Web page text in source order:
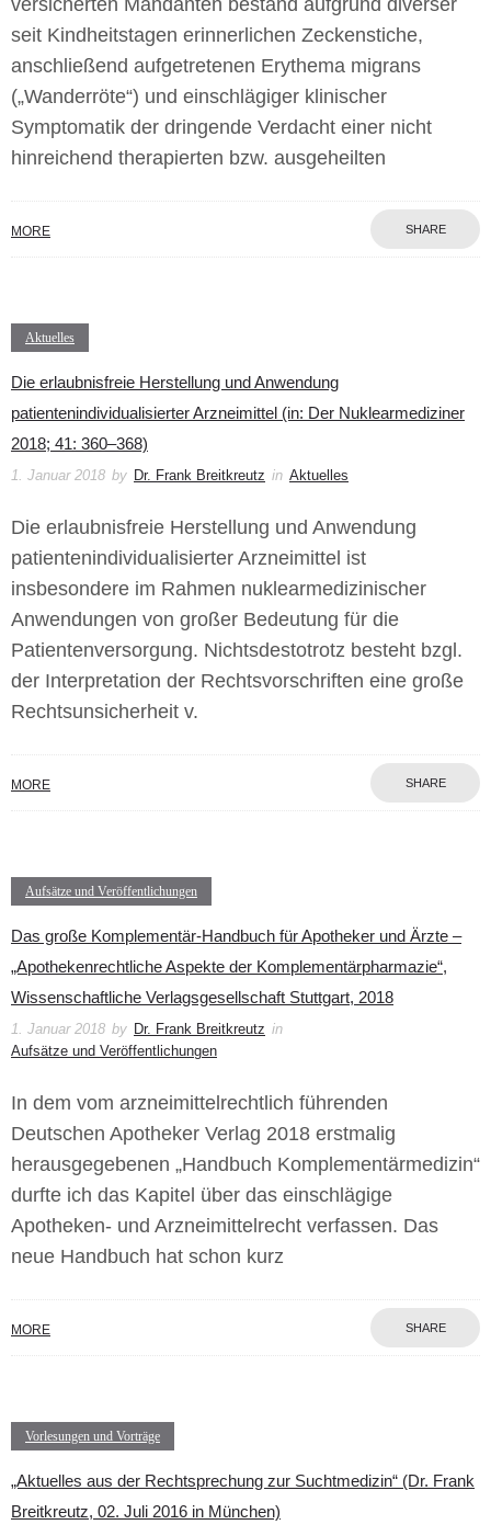
versicherten Mandanten bestand aufgrund diverser
seit Kindheitstagen erinnerlichen Zeckenstiche,
anschließend aufgetretenen Erythema migrans
(„Wanderröte“) und einschlägiger klinischer
Symptomatik der dringende Verdacht einer nicht
hinreichend therapierten bzw. ausgeheilten
MORE SHARE
Aktuelles
Die erlaubnisfreie Herstellung und Anwendung
patientenindividualisierter Arzneimittel (in: Der Nuklearmediziner
2018; 41: 360–368)
1. Januar 2018 by Dr. Frank Breitkreutz in Aktuelles
Die erlaubnisfreie Herstellung und Anwendung
patientenindividualisierter Arzneimittel ist
insbesondere im Rahmen nuklearmedizinischer
Anwendungen von großer Bedeutung für die
Patientenversorgung. Nichtsdestotrotz besteht bzgl.
der Interpretation der Rechtsvorschriften eine große
Rechtsunsicherheit v.
MORE SHARE
Aufsätze und Veröffentlichungen
Das große Komplementär-Handbuch für Apotheker und Ärzte –
„Apothekenrechtliche Aspekte der Komplementärpharmazie“,
Wissenschaftliche Verlagsgesellschaft Stuttgart, 2018
1. Januar 2018 by Dr. Frank Breitkreutz in
Aufsätze und Veröffentlichungen
In dem vom arzneimittelrechtlich führenden
Deutschen Apotheker Verlag 2018 erstmalig
herausgegebenen „Handbuch Komplementärmedizin“
durfte ich das Kapitel über das einschlägige
Apotheken- und Arzneimittelrecht verfassen. Das
neue Handbuch hat schon kurz
MORE SHARE
Vorlesungen und Vorträge
„Aktuelles aus der Rechtsprechung zur Suchtmedizin“ (Dr. Frank
Breitkreutz, 02. Juli 2016 in München)